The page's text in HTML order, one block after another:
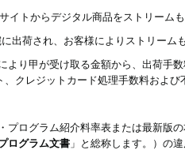
イトからデジタル商品をストリーム
出荷され、お客様によりストリーム
より甲が受け取る金額から、出荷手
クレジットカード処理手数料および
プログラム紹介料率表または最新版
ログラム文書 」と総称します。）の